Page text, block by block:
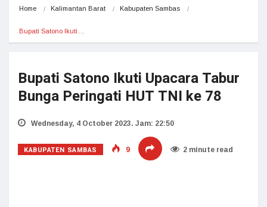
Home Kalimantan Barat Kabupaten Sambas
Bupati Satono Ikuti…
Bupati Satono Ikuti Upacara Tabur
Bunga Peringati HUT TNI ke 78
Wednesday, 4 October 2023. Jam: 22:50
KABUPATEN SAMBAS 9 2 minute read